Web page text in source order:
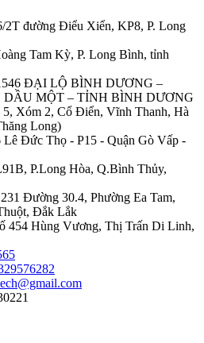
đường Điểu Xiển, KP8, P. Long
Tam Kỳ, P. Long Bình, tỉnh
ĐẠI LỘ BÌNH DƯƠNG –
DẦU MỘT – TỈNH BÌNH DƯƠNG
5, Xóm 2, Cổ Điển, Vĩnh Thanh, Hà
Long)
Đức Thọ - P15 - Quận Gò Vấp -
P.Long Hòa, Q.Bình Thủy,
Đường 30.4, Phường Ea Tam,
Đắk Lắk
454 Hùng Vương, Thị Trấn Di Linh,